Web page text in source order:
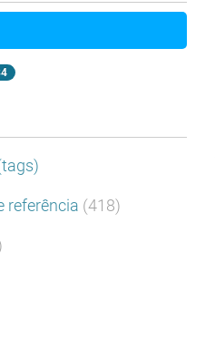
referência (418)